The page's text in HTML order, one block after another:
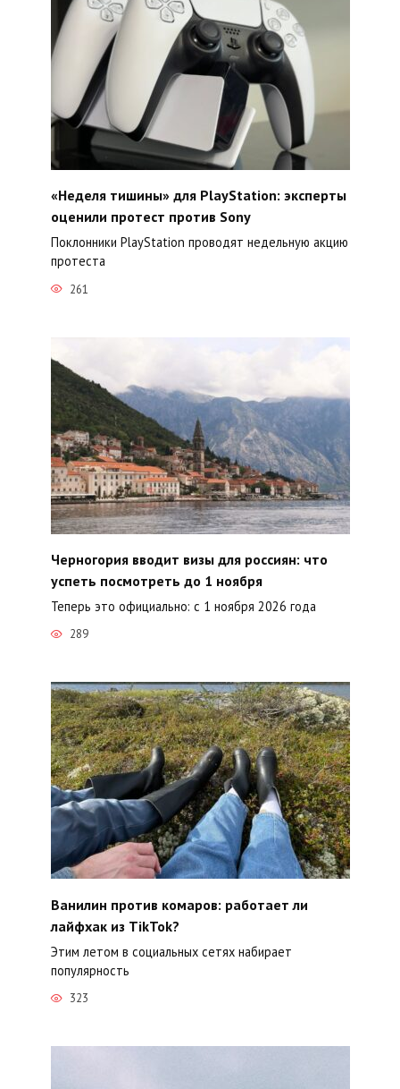
«Неделя тишины» для PlayStation: эксперты
оценили протест против Sony
Поклонники PlayStation проводят недельную акцию
протеста
261
Черногория вводит визы для россиян: что
успеть посмотреть до 1 ноября
Теперь это официально: с 1 ноября 2026 года
289
Ванилин против комаров: работает ли
лайфхак из TikTok?
Этим летом в социальных сетях набирает
популярность
323